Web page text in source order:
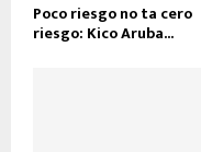
Poco riesgo no ta cero
riesgo: Kico Aruba...